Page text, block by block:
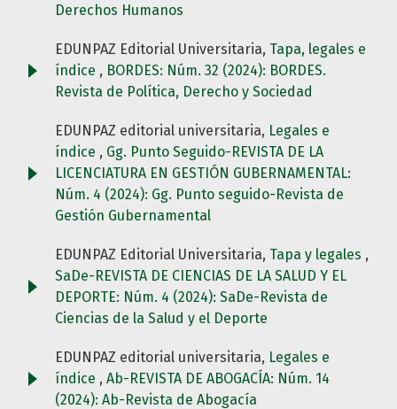
Derechos Humanos
EDUNPAZ Editorial Universitaria, Tapa, legales e
índice , BORDES: Núm. 32 (2024): BORDES.
Revista de Política, Derecho y Sociedad
EDUNPAZ editorial universitaria, Legales e
índice , Gg. Punto Seguido-REVISTA DE LA
LICENCIATURA EN GESTIÓN GUBERNAMENTAL:
Núm. 4 (2024): Gg. Punto seguido-Revista de
Gestión Gubernamental
EDUNPAZ Editorial Universitaria, Tapa y legales ,
SaDe-REVISTA DE CIENCIAS DE LA SALUD Y EL
DEPORTE: Núm. 4 (2024): SaDe-Revista de
Ciencias de la Salud y el Deporte
EDUNPAZ editorial universitaria, Legales e
índice , Ab-REVISTA DE ABOGACÍA: Núm. 14
(2024): Ab-Revista de Abogacía